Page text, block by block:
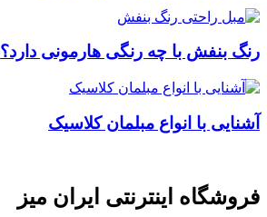
رنگ بنفش با چه رنگی هارمونی دارد؟
آشنایی با انواع مبلمان کلاسیک
فروشگاه اینترنتی ایران میز